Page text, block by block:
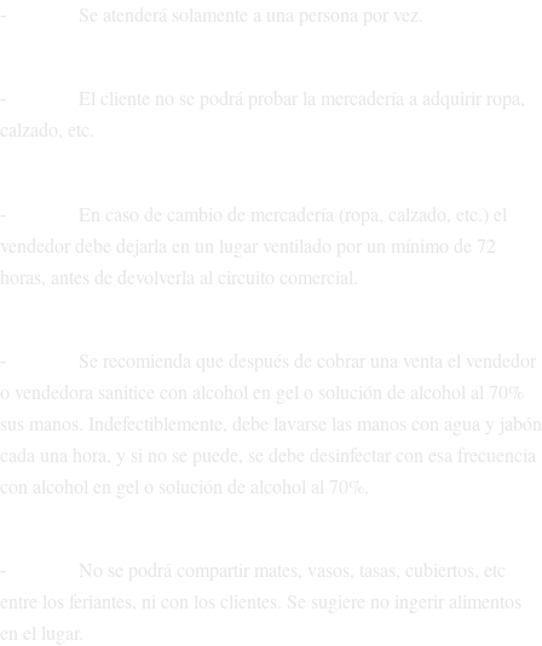
⁃ Se atenderá solamente a una persona por vez.
⁃ El cliente no se podrá probar la mercadería a adquirir ropa,
calzado, etc.
⁃ En caso de cambio de mercadería (ropa, calzado, etc.) el
vendedor debe dejarla en un lugar ventilado por un mínimo de 72
horas, antes de devolverla al circuito comercial.
⁃ Se recomienda que después de cobrar una venta el vendedor
o vendedora sanitice con alcohol en gel o solución de alcohol al 70%
sus manos. Indefectiblemente, debe lavarse las manos con agua y jabón
cada una hora, y si no se puede, se debe desinfectar con esa frecuencia
con alcohol en gel o solución de alcohol al 70%.
⁃ No se podrá compartir mates, vasos, tasas, cubiertos, etc
entre los feriantes, ni con los clientes. Se sugiere no ingerir alimentos
en el lugar.